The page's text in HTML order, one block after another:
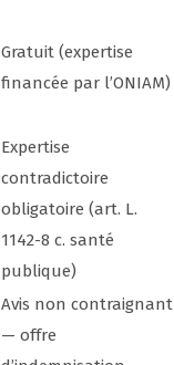
Gratuit (expertise
financée par l’ONIAM)
Expertise
contradictoire
obligatoire (art. L.
1142-8 c. santé
publique)
Avis non contraignant
— offre